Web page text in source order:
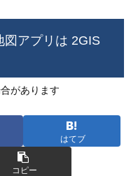
図アプリは 2GIS
があります
はてブ
コピー